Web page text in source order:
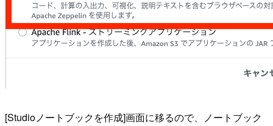
[Studioノートブックを作成]画面に移るので、ノートブック